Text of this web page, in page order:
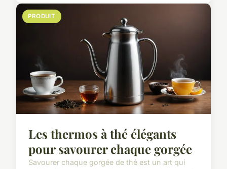
PRODUIT
Les thermos à thé élégants
pour savourer chaque gorgée
Savourer chaque gorgée de thé est un art qui